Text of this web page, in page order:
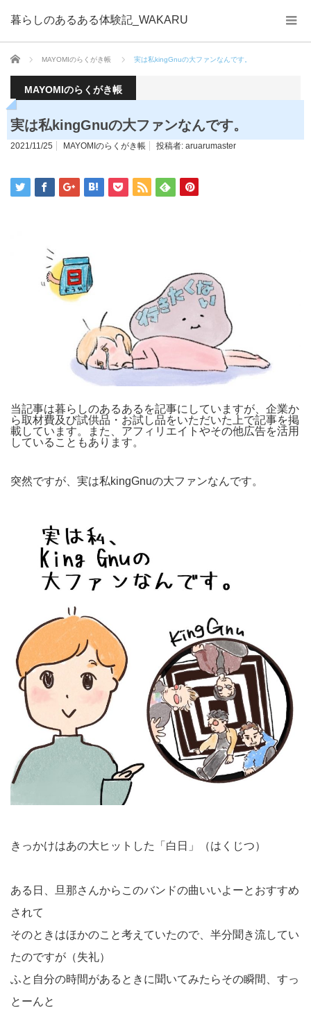
暮らしのあるある体験記_WAKARU
ホーム MAYOMIのらくがき帳 実は私kingGnuの大ファンなんです。
MAYOMIのらくがき帳
実は私kingGnuの大ファンなんです。
2021/11/25 MAYOMIのらくがき帳 投稿者: aruarumaster
当記事は暮らしのあるあるを記事にしていますが、企業か
ら取材費及び試供品・お試し品をいただいた上で記事を掲
載しています。また、アフィリエイトやその他広告を活用
していることもあります。
突然ですが、実は私kingGnuの大ファンなんです。
きっかけはあの大ヒットした「白日」（はくじつ）
ある日、旦那さんからこのバンドの曲いいよーとおすすめ
されて
そのときはほかのこと考えていたので、半分聞き流してい
たのですが（失礼）
ふと自分の時間があるときに聞いてみたらその瞬間、すっ
とーんと